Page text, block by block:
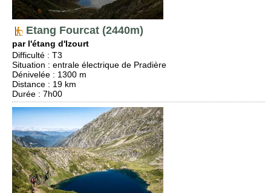
Etang Fourcat (2440m)
par l'étang d'Izourt
Difficulté : T3
Situation : entrale électrique de Pradière
Dénivelée : 1300 m
Distance : 19 km
Durée : 7h00